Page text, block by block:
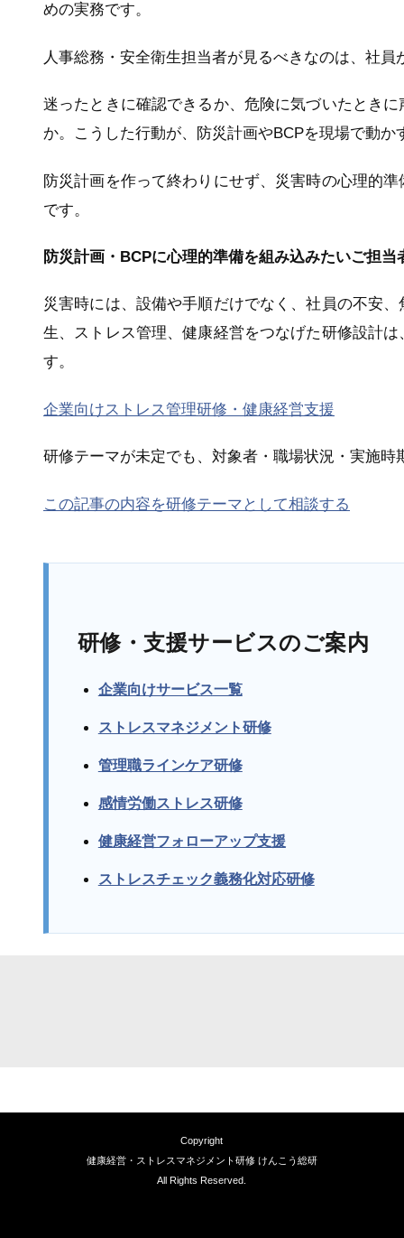
めの実務です。
人事総務・安全衛生担当者が見るべきなのは、社
迷ったときに確認できるか、危険に気づいたとき
か。こうした行動が、防災計画やBCPを現場で動か
防災計画を作って終わりにせず、災害時の心理的
です。
防災計画・BCPに心理的準備を組み込みたいご担当
災害時には、設備や手順だけでなく、社員の不安
生、ストレス管理、健康経営をつなげた研修設計
す。
企業向けストレス管理研修・健康経営支援
研修テーマが未定でも、対象者・職場状況・実施時
この記事の内容を研修テーマとして相談する
研修・支援サービスのご案内
企業向けサービス一覧
ストレスマネジメント研修
管理職ラインケア研修
感情労働ストレス研修
健康経営フォローアップ支援
ストレスチェック義務化対応研修
Copyright
健康経営・ストレスマネジメント研修 けんこう総研
All Rights Reserved.